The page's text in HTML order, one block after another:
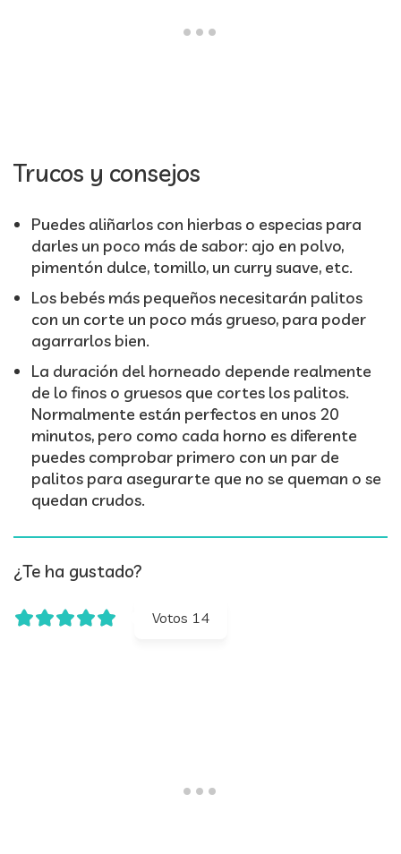
Trucos y consejos
Puedes aliñarlos con hierbas o especias para
darles un poco más de sabor: ajo en polvo,
pimentón dulce, tomillo, un curry suave, etc.
Los bebés más pequeños necesitarán palitos
con un corte un poco más grueso, para poder
agarrarlos bien.
La duración del horneado depende realmente
de lo finos o gruesos que cortes los palitos.
Normalmente están perfectos en unos 20
minutos, pero como cada horno es diferente
puedes comprobar primero con un par de
palitos para asegurarte que no se queman o se
quedan crudos.
¿Te ha gustado?
Votos 14